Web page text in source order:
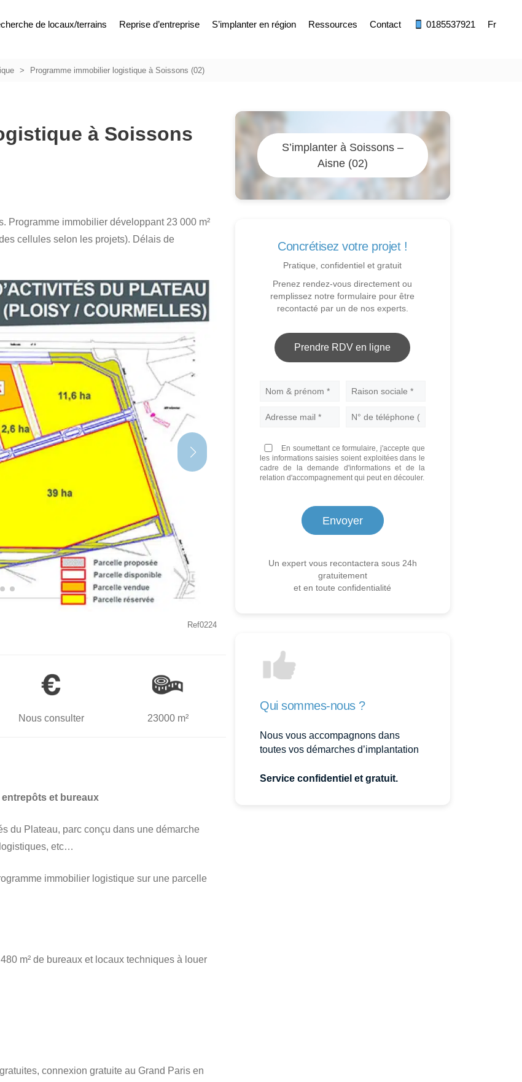
de locaux/terrains Reprise d’entreprise S’implanter en région Ressources Contact 0185537921 Fr
Programme immobilier logistique à Soissons (02)
à Soissons
Programme immobilier développant 23 000 m²
cellules selon les projets). Délais de
Ref0224
Nous consulter 23000 m²
entrepôts et bureaux
du Plateau, parc conçu dans une démarche
etc…
immobilier logistique sur une parcelle
m² de bureaux et locaux techniques à louer
connexion gratuite au Grand Paris en
S’implanter à Soissons –
Aisne (02)
Concrétisez votre projet !
Pratique, confidentiel et gratuit
Prenez rendez-vous directement ou
remplissez notre formulaire pour être
recontacté par un de nos experts.
Prendre RDV en ligne
Nom
En soumettant ce formulaire, j'accepte que
les informations saisies soient exploitées dans le
cadre de la demande d'informations et de la
relation d'accompagnement qui peut en découler.
Un expert vous recontactera sous 24h
gratuitement
et en toute confidentialité
Qui sommes-nous ?
Nous vous accompagnons dans
toutes vos démarches d’implantation
Service confidentiel et gratuit.